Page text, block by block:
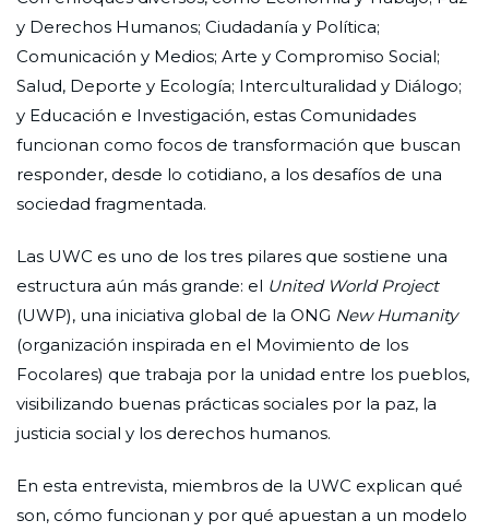
y Derechos Humanos; Ciudadanía y Política;
Comunicación y Medios; Arte y Compromiso Social;
Salud, Deporte y Ecología; Interculturalidad y Diálogo;
y Educación e Investigación, estas Comunidades
funcionan como focos de transformación que buscan
responder, desde lo cotidiano, a los desafíos de una
sociedad fragmentada.
Las UWC es uno de los tres pilares que sostiene una
estructura aún más grande: el United World Project
(UWP), una iniciativa global de la ONG New Humanity
(organización inspirada en el Movimiento de los
Focolares) que trabaja por la unidad entre los pueblos,
visibilizando buenas prácticas sociales por la paz, la
justicia social y los derechos humanos.
En esta entrevista, miembros de la UWC explican qué
son, cómo funcionan y por qué apuestan a un modelo